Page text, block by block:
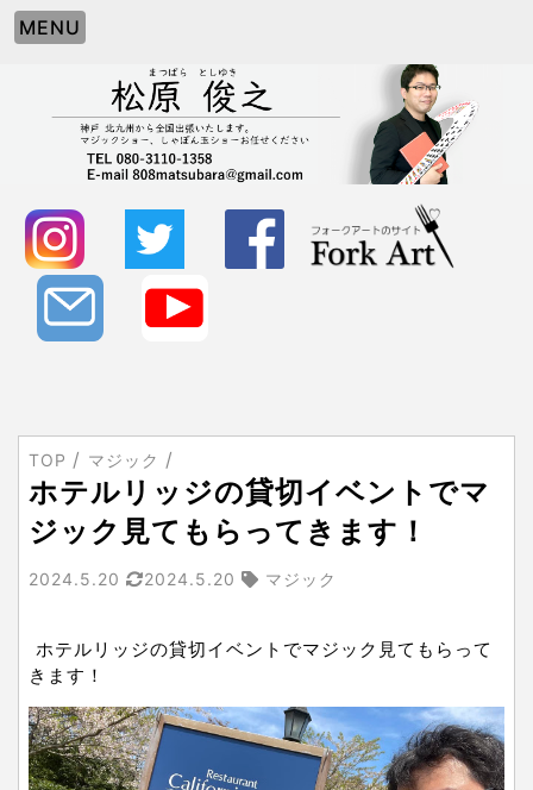
MENU
TOP マジック
ホテルリッジの貸切イベントでマ
ジック見てもらってきます！
2024.5.20 2024.5.20 マジック
ホテルリッジの貸切イベントでマジック見てもらって
きます！